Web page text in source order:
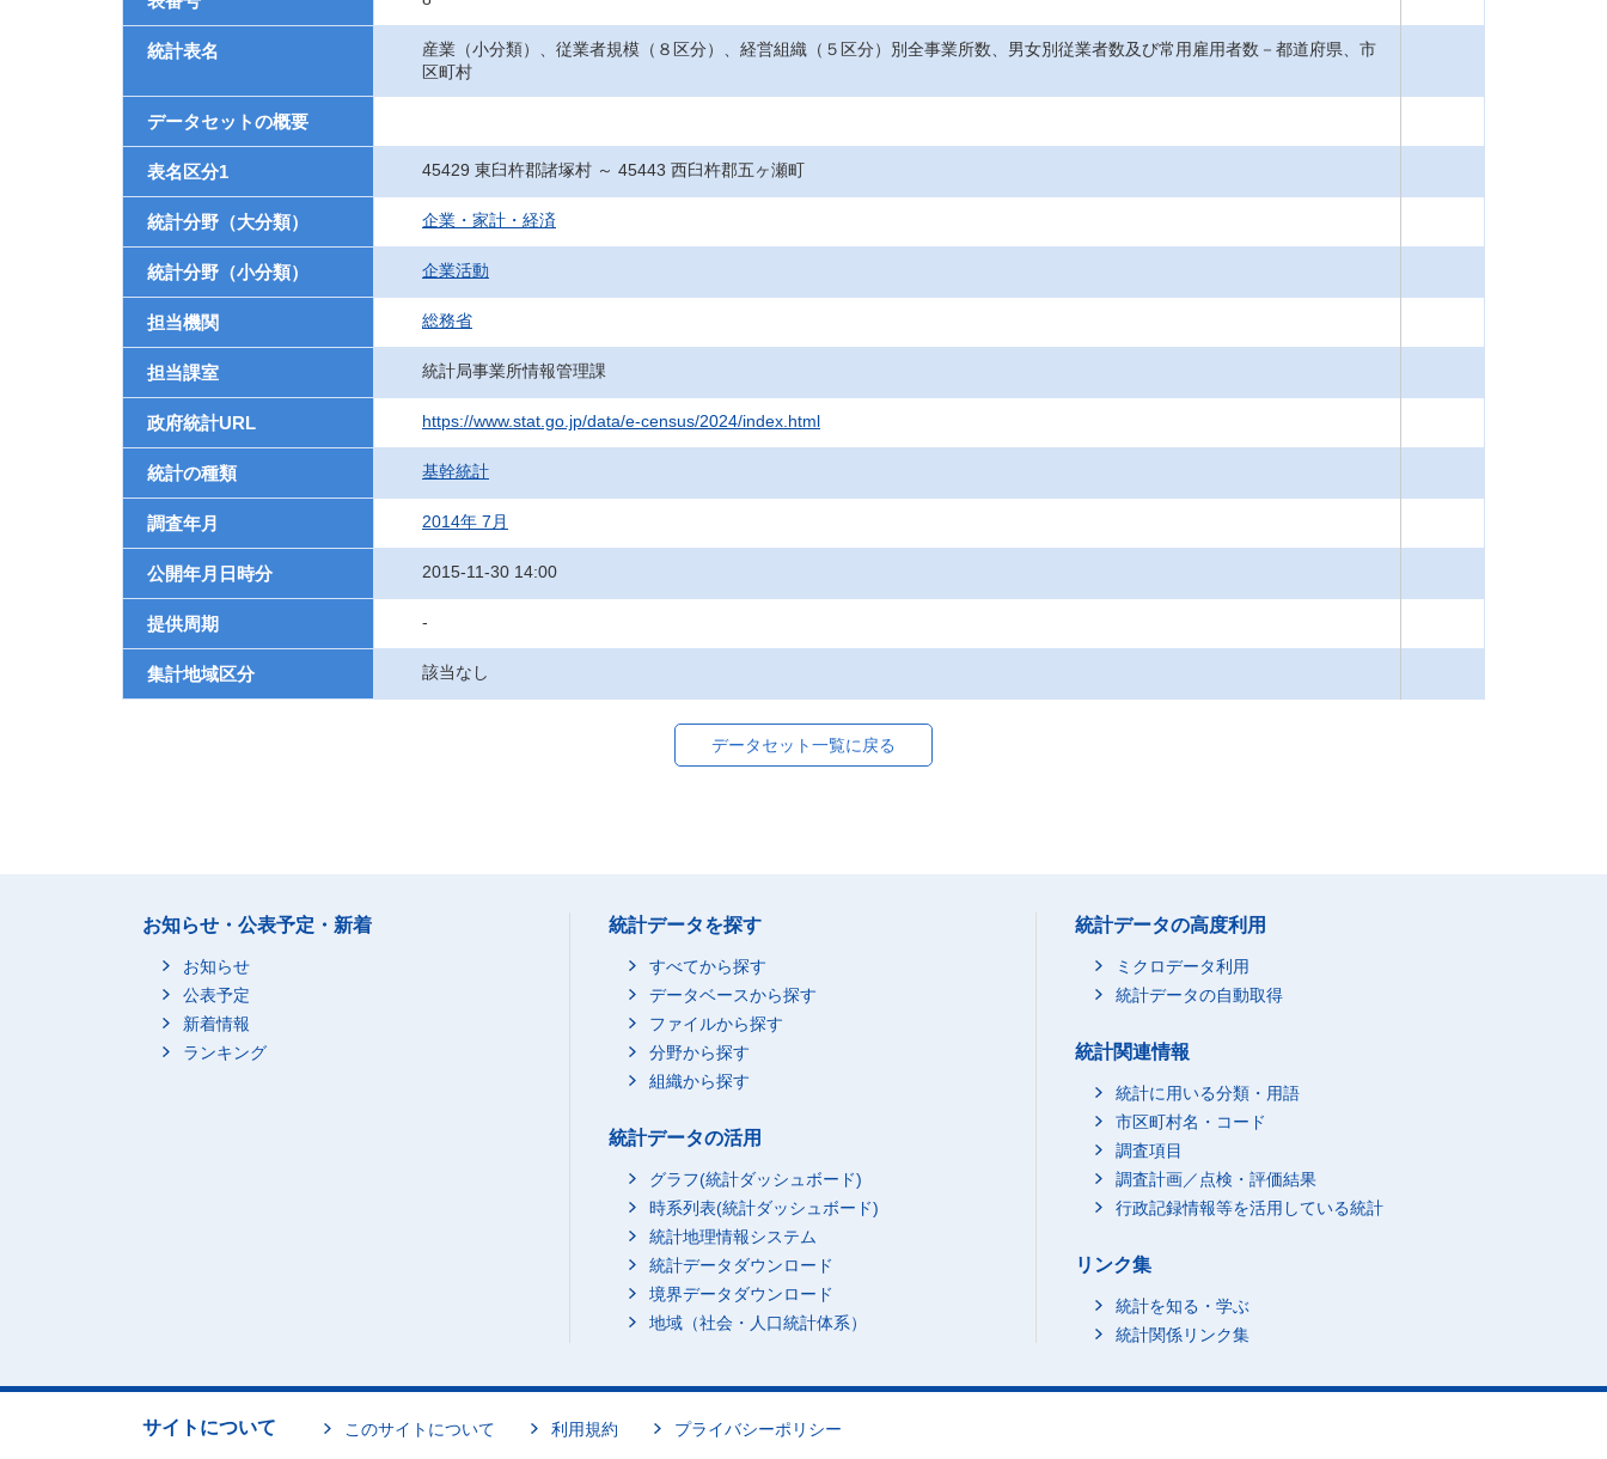
統計表名
産業（小分類）、従業者規模（８区分）、経営組織（５区分）別全事業所数、男女別従業者数及び常用雇用者数－都道府県、市
区町村
データセットの概要
表名区分1 45429 東臼杵郡諸塚村 ～ 45443 西臼杵郡五ヶ瀬町
統計分野（大分類） 企業・家計・経済
統計分野（小分類） 企業活動
担当機関 総務省
担当課室 統計局事業所情報管理課
政府統計URL https://www.stat.go.jp/data/e-census/2024/index.html
統計の種類 基幹統計
調査年月 2014年 7月
公開年月日時分 2015-11-30 14:00
提供周期 -
集計地域区分 該当なし
データセット一覧に戻る
お知らせ・公表予定・新着
お知らせ
公表予定
新着情報
ランキング
統計データを探す
すべてから探す
データベースから探す
ファイルから探す
分野から探す
組織から探す
統計データの活用
グラフ(統計ダッシュボード)
時系列表(統計ダッシュボード)
統計地理情報システム
統計データダウンロード
境界データダウンロード
地域（社会・人口統計体系）
統計データの高度利用
ミクロデータ利用
統計データの自動取得
統計関連情報
統計に用いる分類・用語
市区町村名・コード
調査項目
調査計画／点検・評価結果
行政記録情報等を活用している統計
リンク集
統計を知る・学ぶ
統計関係リンク集
サイトについて このサイトについて 利用規約 プライバシーポリシー